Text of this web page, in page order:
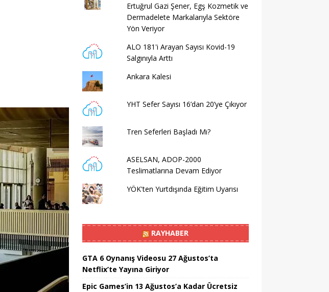
Ertuğrul Gazi Şener, Egş Kozmetik ve
Dermadelete Markalarıyla Sektöre
Yön Veriyor
ALO 181'i Arayan Sayısı Kovid-19
Salgınıyla Arttı
Ankara Kalesi
YHT Sefer Sayısı 16’dan 20’ye Çıkıyor
Tren Seferleri Başladı Mı?
ASELSAN, ADOP-2000
Teslimatlarına Devam Ediyor
YÖK'ten Yurtdışında Eğitim Uyarısı
RAYHABER
GTA 6 Oynanış Videosu 27 Ağustos’ta
Netflix’te Yayına Giriyor
Epic Games’in 13 Ağustos’a Kadar Ücretsiz